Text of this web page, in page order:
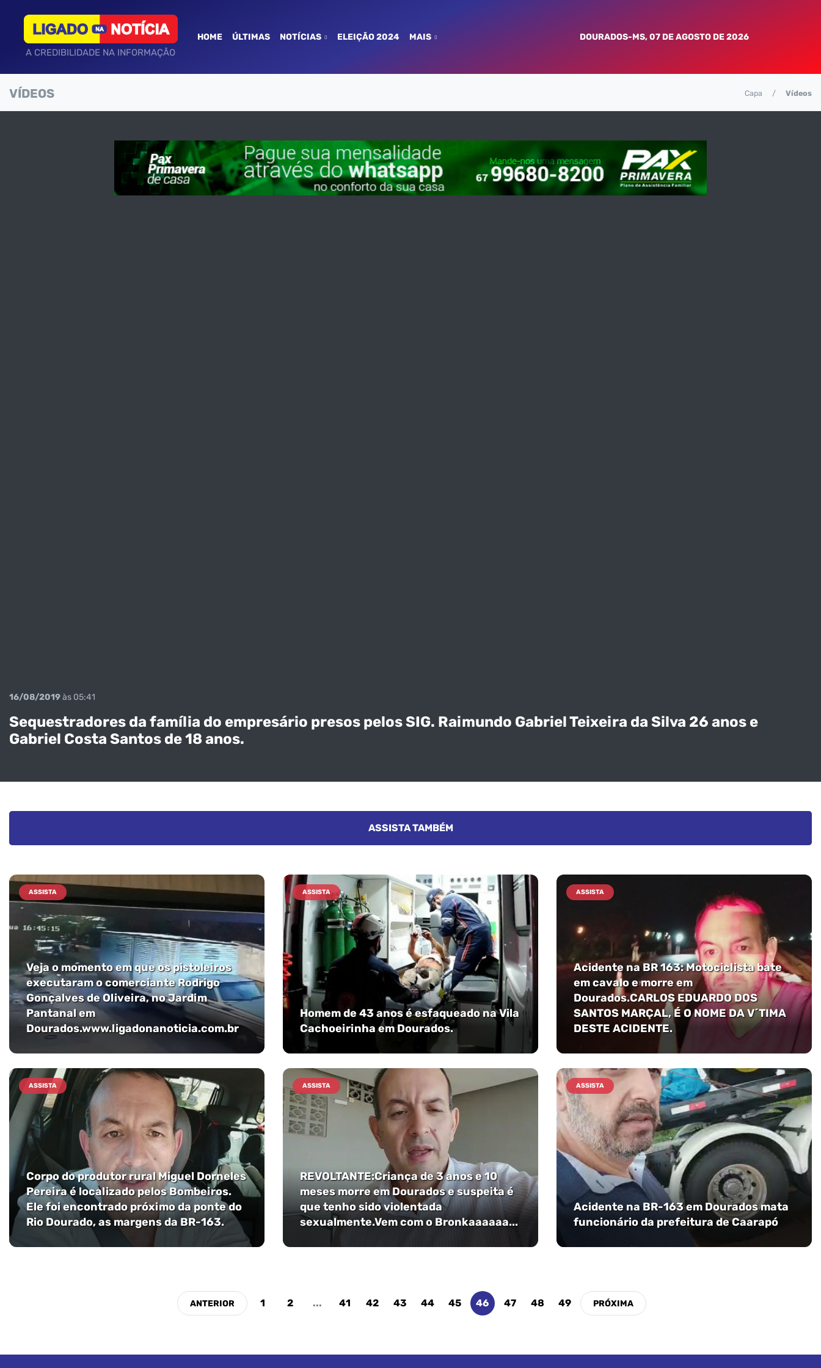
A CREDIBILIDADE NA INFORMAÇÃO
HOME ÚLTIMAS NOTÍCIAS ELEIÇÃO 2024 MAIS DOURADOS-MS, 07 DE AGOSTO DE 2026
VÍDEOS Capa Vídeos
16/08/2019às 05:41
Sequestradores da família do empresário presos pelos SIG. Raimundo Gabriel Teixeira da Silva 26 anos e
Gabriel Costa Santos de 18 anos.
ASSISTA TAMBÉM
ASSISTA
Veja o momento em que os pistoleiros
executaram o comerciante Rodrigo
Gonçalves de Oliveira, no Jardim
Pantanal em
Dourados.www.ligadonanoticia.com.br
ASSISTA
Homem de 43 anos é esfaqueado na Vila
Cachoeirinha em Dourados.
ASSISTA
Acidente na BR 163: Motociclista bate
em cavalo e morre em
Dourados.CARLOS EDUARDO DOS
SANTOS MARÇAL, É O NOME DA V´TIMA
DESTE ACIDENTE.
ASSISTA
Corpo do produtor rural Miguel Dorneles
Pereira é localizado pelos Bombeiros.
Ele foi encontrado próximo da ponte do
Rio Dourado, as margens da BR-163.
ASSISTA
REVOLTANTE:Criança de 3 anos e 10
meses morre em Dourados e suspeita é
que tenho sido violentada
sexualmente.Vem com o Bronkaaaaaa...
ASSISTA
Acidente na BR-163 em Dourados mata
funcionário da prefeitura de Caarapó
1 2 ... 41 42 43 44 45 46 47 48 49